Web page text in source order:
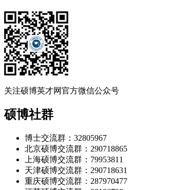
关注硕博英才网官方微信公众号
硕博社群
博士交流群：32805967
北京硕博交流群：290718865
上海硕博交流群：79953811
天津硕博交流群：290718631
重庆硕博交流群：287970477